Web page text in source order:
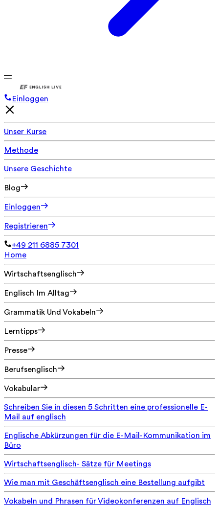
Einloggen
Unser Kurse
Methode
Unsere Geschichte
Blog
Einloggen
Registrieren
+49 211 6885 7301
Home
Wirtschaftsenglisch
Englisch Im Alltag
Grammatik Und Vokabeln
Lerntipps
Presse
Berufsenglisch
Vokabular
Schreiben Sie in diesen 5 Schritten eine professionelle E-
Mail auf englisch
Englische Abkürzungen für die E-Mail-Kommunikation im
Büro
Wirtschaftsenglisch- Sätze für Meetings
Wie man mit Geschäftsenglisch eine Bestellung aufgibt
Vokabeln und Phrasen für Videokonferenzen auf Englisch